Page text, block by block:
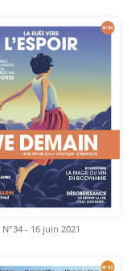
N°34 - 16 juin 2021